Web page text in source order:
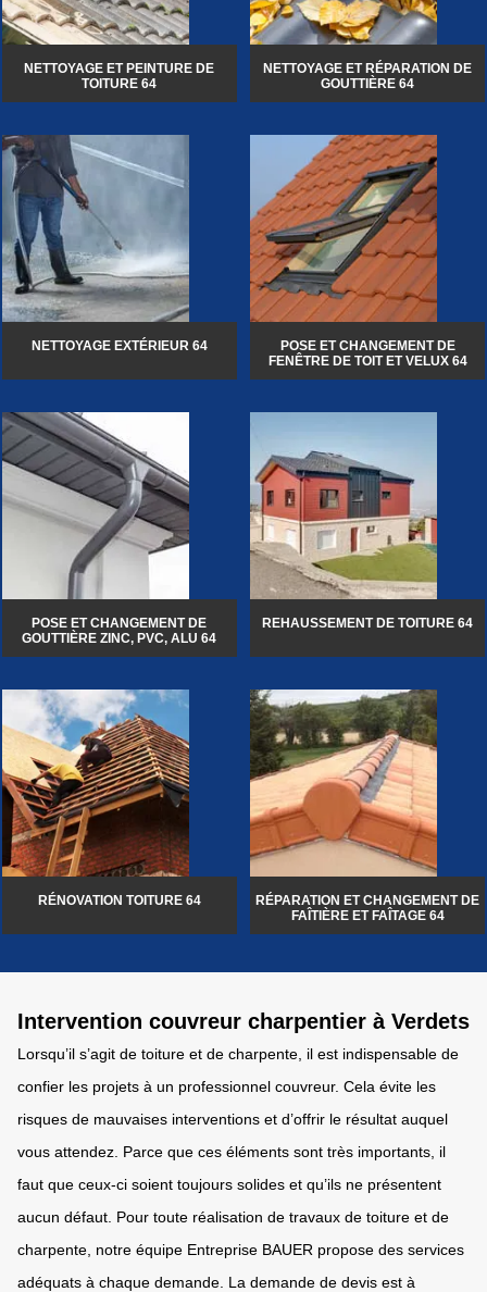
NETTOYAGE ET PEINTURE DE
TOITURE 64
NETTOYAGE ET RÉPARATION DE
GOUTTIÈRE 64
NETTOYAGE EXTÉRIEUR 64
POSE ET CHANGEMENT DE
FENÊTRE DE TOIT ET VELUX 64
POSE ET CHANGEMENT DE
GOUTTIÈRE ZINC, PVC, ALU 64
REHAUSSEMENT DE TOITURE 64
RÉNOVATION TOITURE 64
RÉPARATION ET CHANGEMENT DE
FAÎTIÈRE ET FAÎTAGE 64
Intervention couvreur charpentier à Verdets
Lorsqu’il s’agit de toiture et de charpente, il est indispensable de
confier les projets à un professionnel couvreur. Cela évite les
risques de mauvaises interventions et d’offrir le résultat auquel
vous attendez. Parce que ces éléments sont très importants, il
faut que ceux-ci soient toujours solides et qu’ils ne présentent
aucun défaut. Pour toute réalisation de travaux de toiture et de
charpente, notre équipe Entreprise BAUER propose des services
adéquats à chaque demande. La demande de devis est à